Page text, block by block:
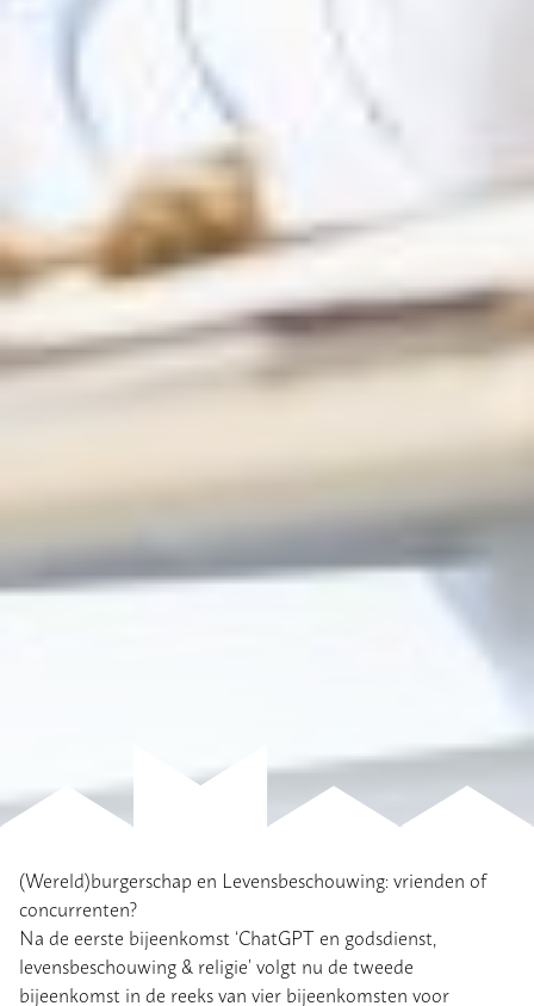
(Wereld)burgerschap en Levensbeschouwing: vrienden of
concurrenten?
Na de eerste bijeenkomst ‘ChatGPT en godsdienst,
levensbeschouwing & religie’ volgt nu de tweede
bijeenkomst in de reeks van vier bijeenkomsten voor